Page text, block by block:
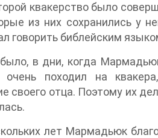
квакерство было
из них сохранились у
говорить библейским
в дни, когда
походил на
своего отца. Поэтому их
лет Мармадьюк